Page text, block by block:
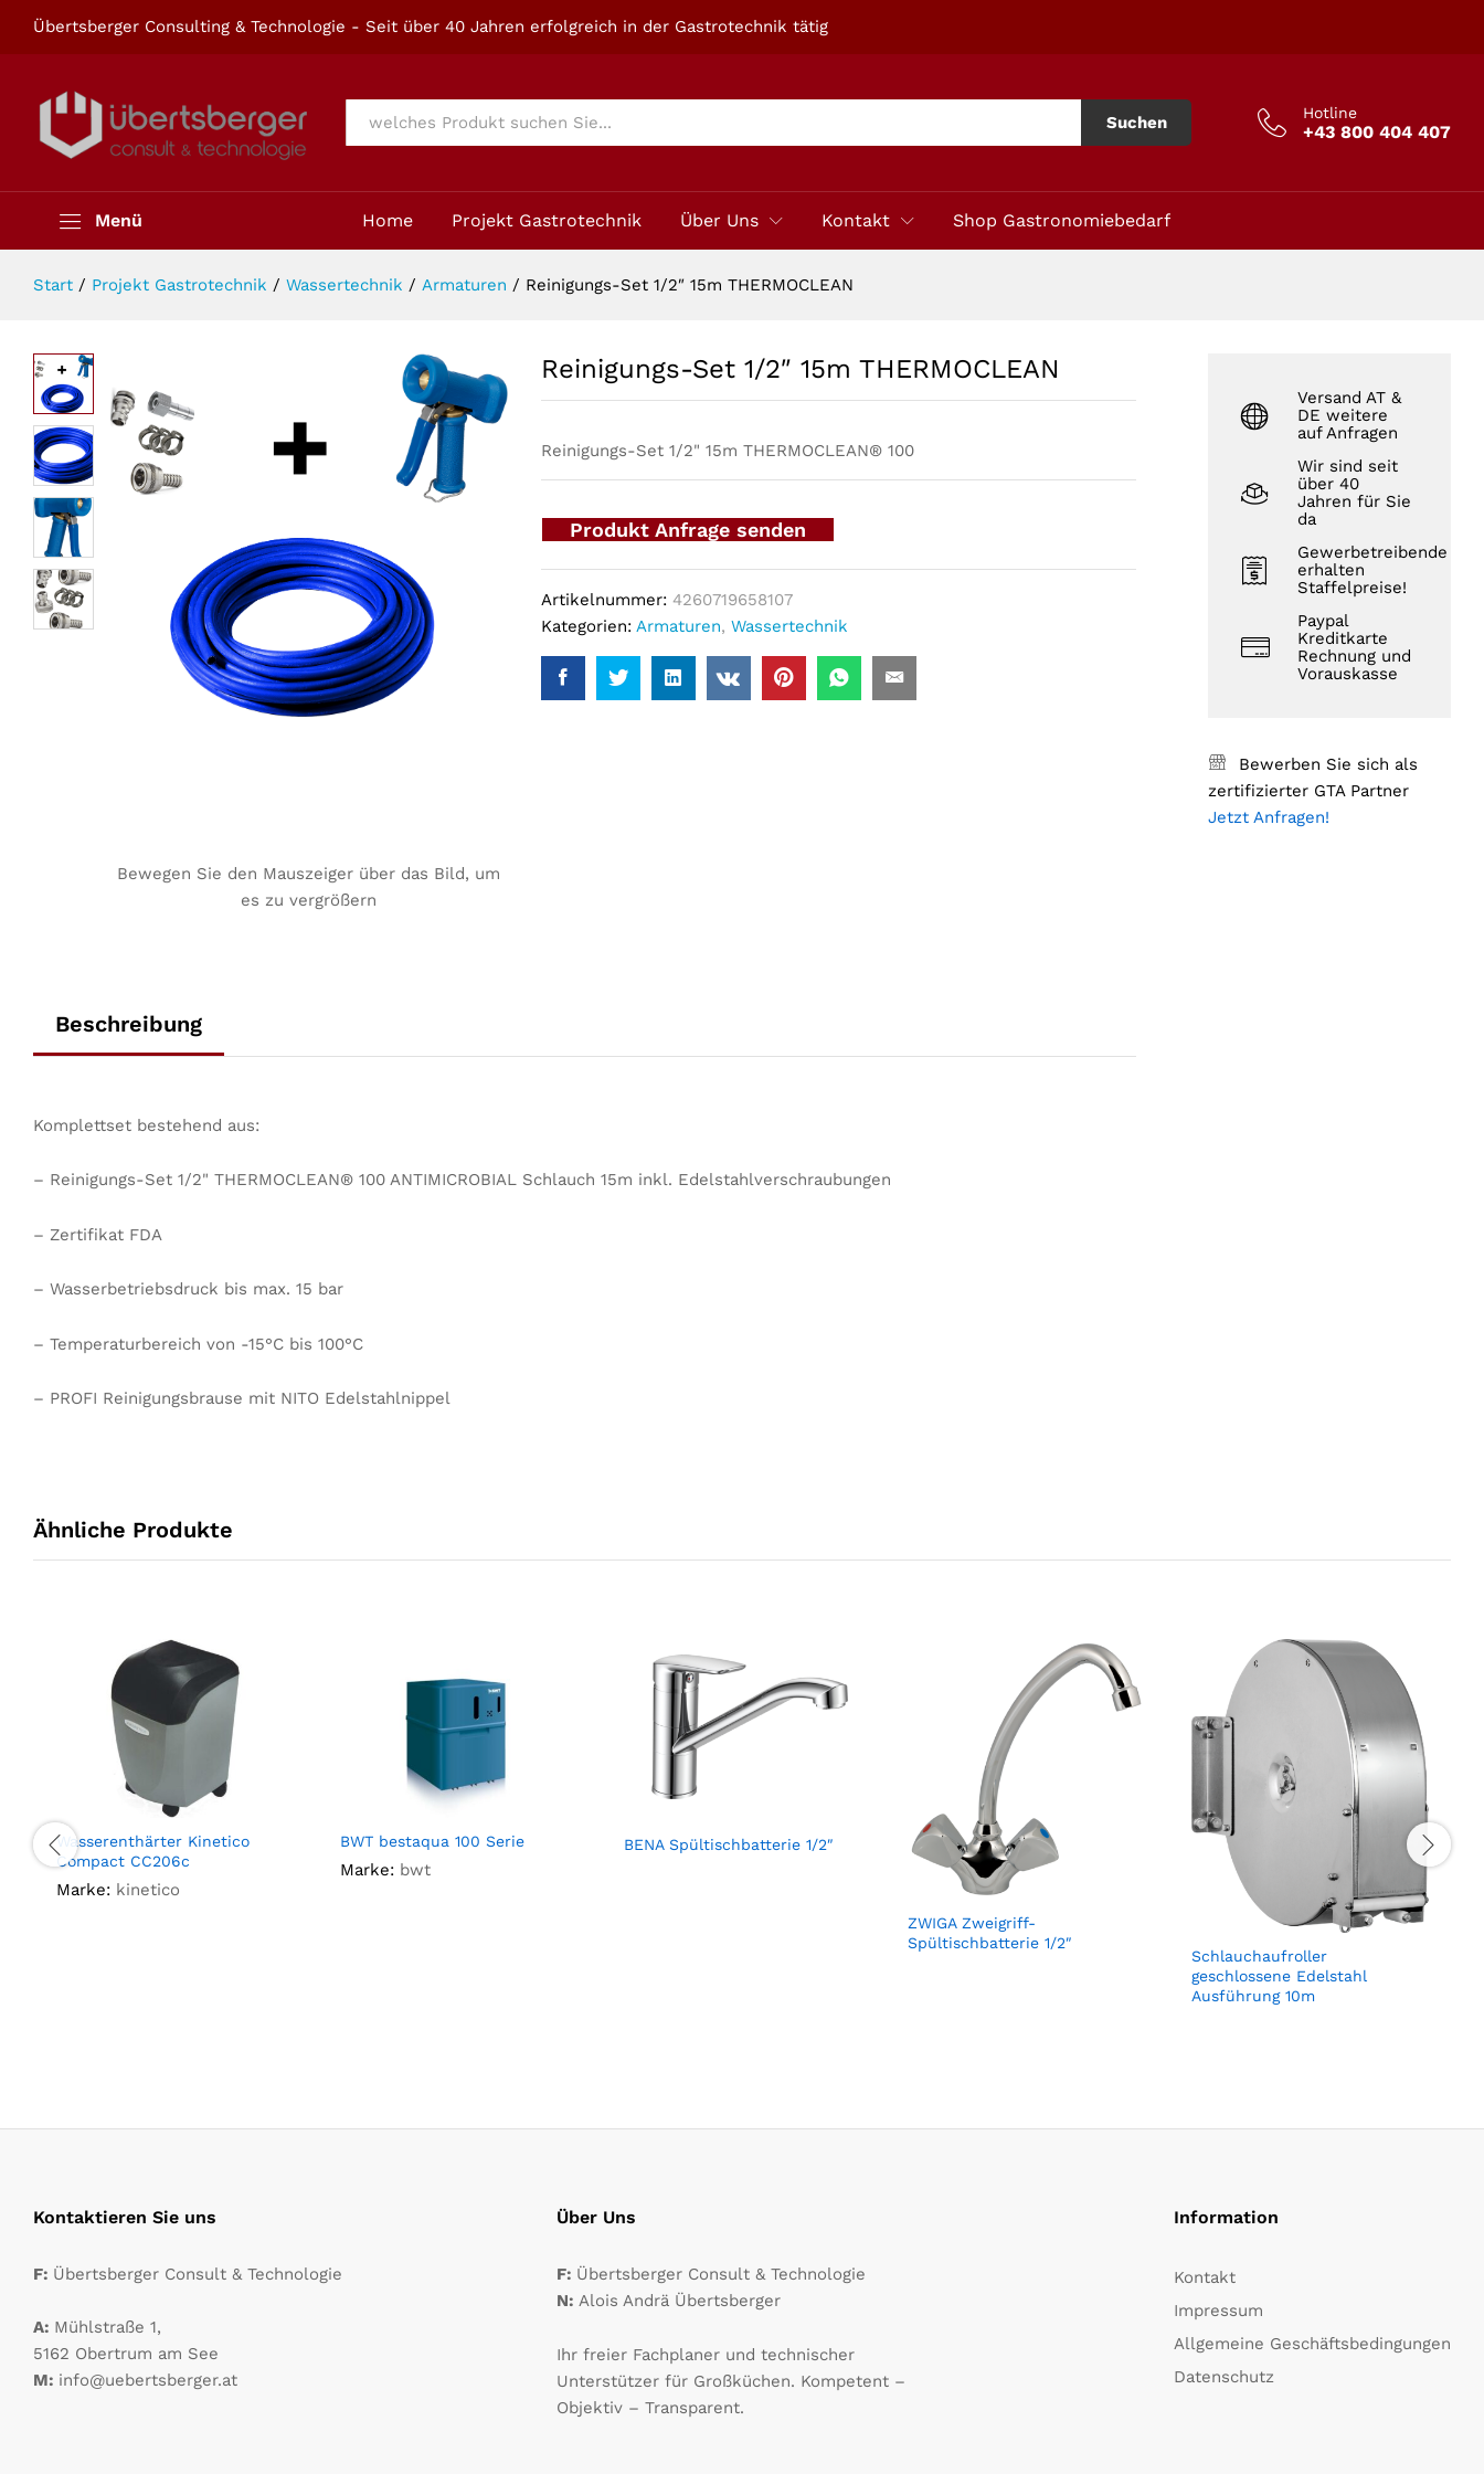
Übertsberger Consulting & Technologie - Seit über 40 Jahren erfolgreich in der Gastrotechnik tätig
Alle Suchen
Hotline
+43 800 404 407
Menü
CNS – Möbel – by
Austria
Home Projekt Gastrotechnik Über Uns Kontakt Shop Gastronomiebedarf
Start / Projekt Gastrotechnik / Wassertechnik / Armaturen / Reinigungs-Set 1/2″ 15m THERMOCLEAN
Bewegen Sie den Mauszeiger über das Bild, um
es zu vergrößern
Reinigungs-Set 1/2″ 15m THERMOCLEAN
Reinigungs-Set 1/2" 15m THERMOCLEAN® 100
Produkt Anfrage senden
Artikelnummer: 4260719658107
Kategorien: Armaturen, Wassertechnik
Beschreibung
Komplettset bestehend aus:
– Reinigungs-Set 1/2" THERMOCLEAN® 100 ANTIMICROBIAL Schlauch 15m inkl. Edelstahlverschraubungen
– Zertifikat FDA
– Wasserbetriebsdruck bis max. 15 bar
– Temperaturbereich von -15°C bis 100°C
– PROFI Reinigungsbrause mit NITO Edelstahlnippel
Versand AT &
DE weitere
auf Anfragen
Wir sind seit
über 40
Jahren für Sie
da
Gewerbetreibende
erhalten
Staffelpreise!
Paypal
Kreditkarte
Rechnung und
Vorauskasse
Bewerben Sie sich als
zertifizierter GTA Partner
Jetzt Anfragen!
Ähnliche Produkte
Wasserenthärter Kinetico
Compact CC206c
Marke: kinetico
BWT bestaqua 100 Serie
Marke: bwt
BENA Spültischbatterie 1/2″
ZWIGA Zweigriff-
Spültischbatterie 1/2″
Schlauchaufroller
geschlossene Edelstahl
Ausführung 10m
Kontaktieren Sie uns
F: Übertsberger Consult & Technologie
A: Mühlstraße 1,
5162 Obertrum am See
M: info@uebertsberger.at
Über Uns
F: Übertsberger Consult & Technologie
N:Alois Andrä Übertsberger
Ihr freier Fachplaner und technischer
Unterstützer für Großküchen. Kompetent –
Objektiv – Transparent.
Information
Kontakt
Impressum
Allgemeine Geschäftsbedingungen
Datenschutz
Beschreibung